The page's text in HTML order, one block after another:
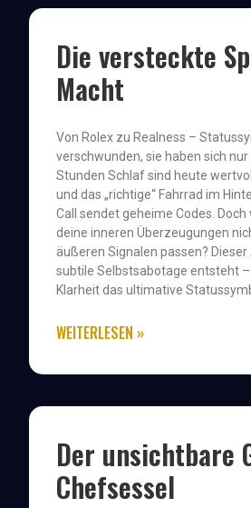
Die versteckte
Macht
Von Rolex zu Realness –
verschwunden, sie haben sich
Stunden Schlaf sind heute
und das „richtige“ Fahrrad im
Call sendet geheime Codes.
deine inneren Überzeugungen
äußeren Signalen passen?
subtile Selbstsabotage entsteht
Klarheit das ultimative
WEITERLESEN »
Der unsichtbare
Chefsessel